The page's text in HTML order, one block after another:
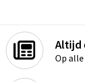
Altijd
Op